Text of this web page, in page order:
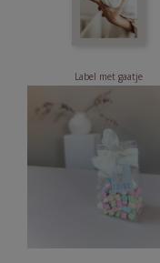
Label met gaatje